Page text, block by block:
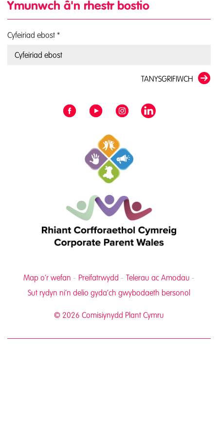
Ymunwch â'n rhestr bostio
Cyfeiriad ebost *
TANYSGRIFIWCH
Map o’r wefan Preifatrwydd
Telerau ac Amodau
Sut rydyn ni’n delio gyda’ch gwybodaeth bersonol
© 2026 Comisiynydd Plant Cymru